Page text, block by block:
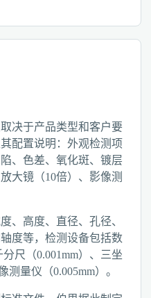
决于产品类型和客户要
配置说明：外观检测项
、色差、氧化斑、镀层
大镜（10倍）、影像测
、高度、直径、孔径、
度等，检测设备包括数
尺（0.001mm）、三坐
测量仪（0.005mm）。